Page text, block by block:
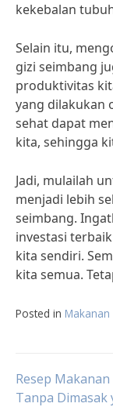
kekebalan
Selain itu,
gizi seimbang
produktivitas
yang dilakukan
sehat dapat
kita, sehingga
Jadi, mulailah
menjadi lebih
seimbang.
investasi
kita sendiri.
kita semua.
Posted in Makanan
Post
Resep
Tanpa Dimasak